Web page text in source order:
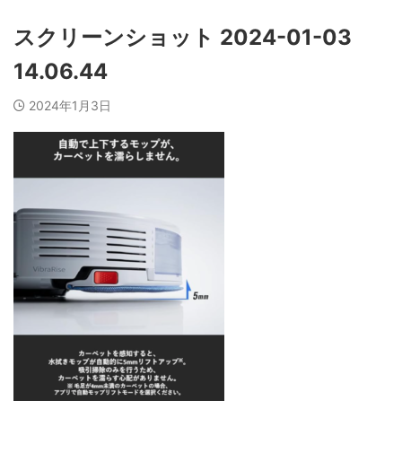
スクリーンショット 2024-01-03
14.06.44
2024年1月3日